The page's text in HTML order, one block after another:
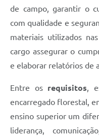
de campo, garantir o
com qualidade e
materiais utilizados
cargo assegurar o
e elaborar relatórios de
Entre os requisitos,
encarregado florestal,
ensino superior um
liderança,